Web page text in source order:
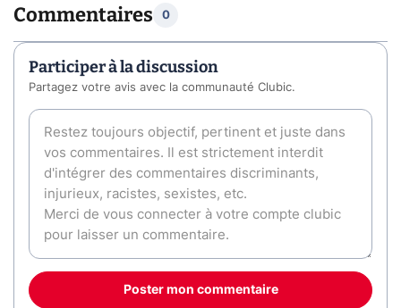
Commentaires 0
Participer à la discussion
Partagez votre avis avec la communauté Clubic.
Poster mon commentaire